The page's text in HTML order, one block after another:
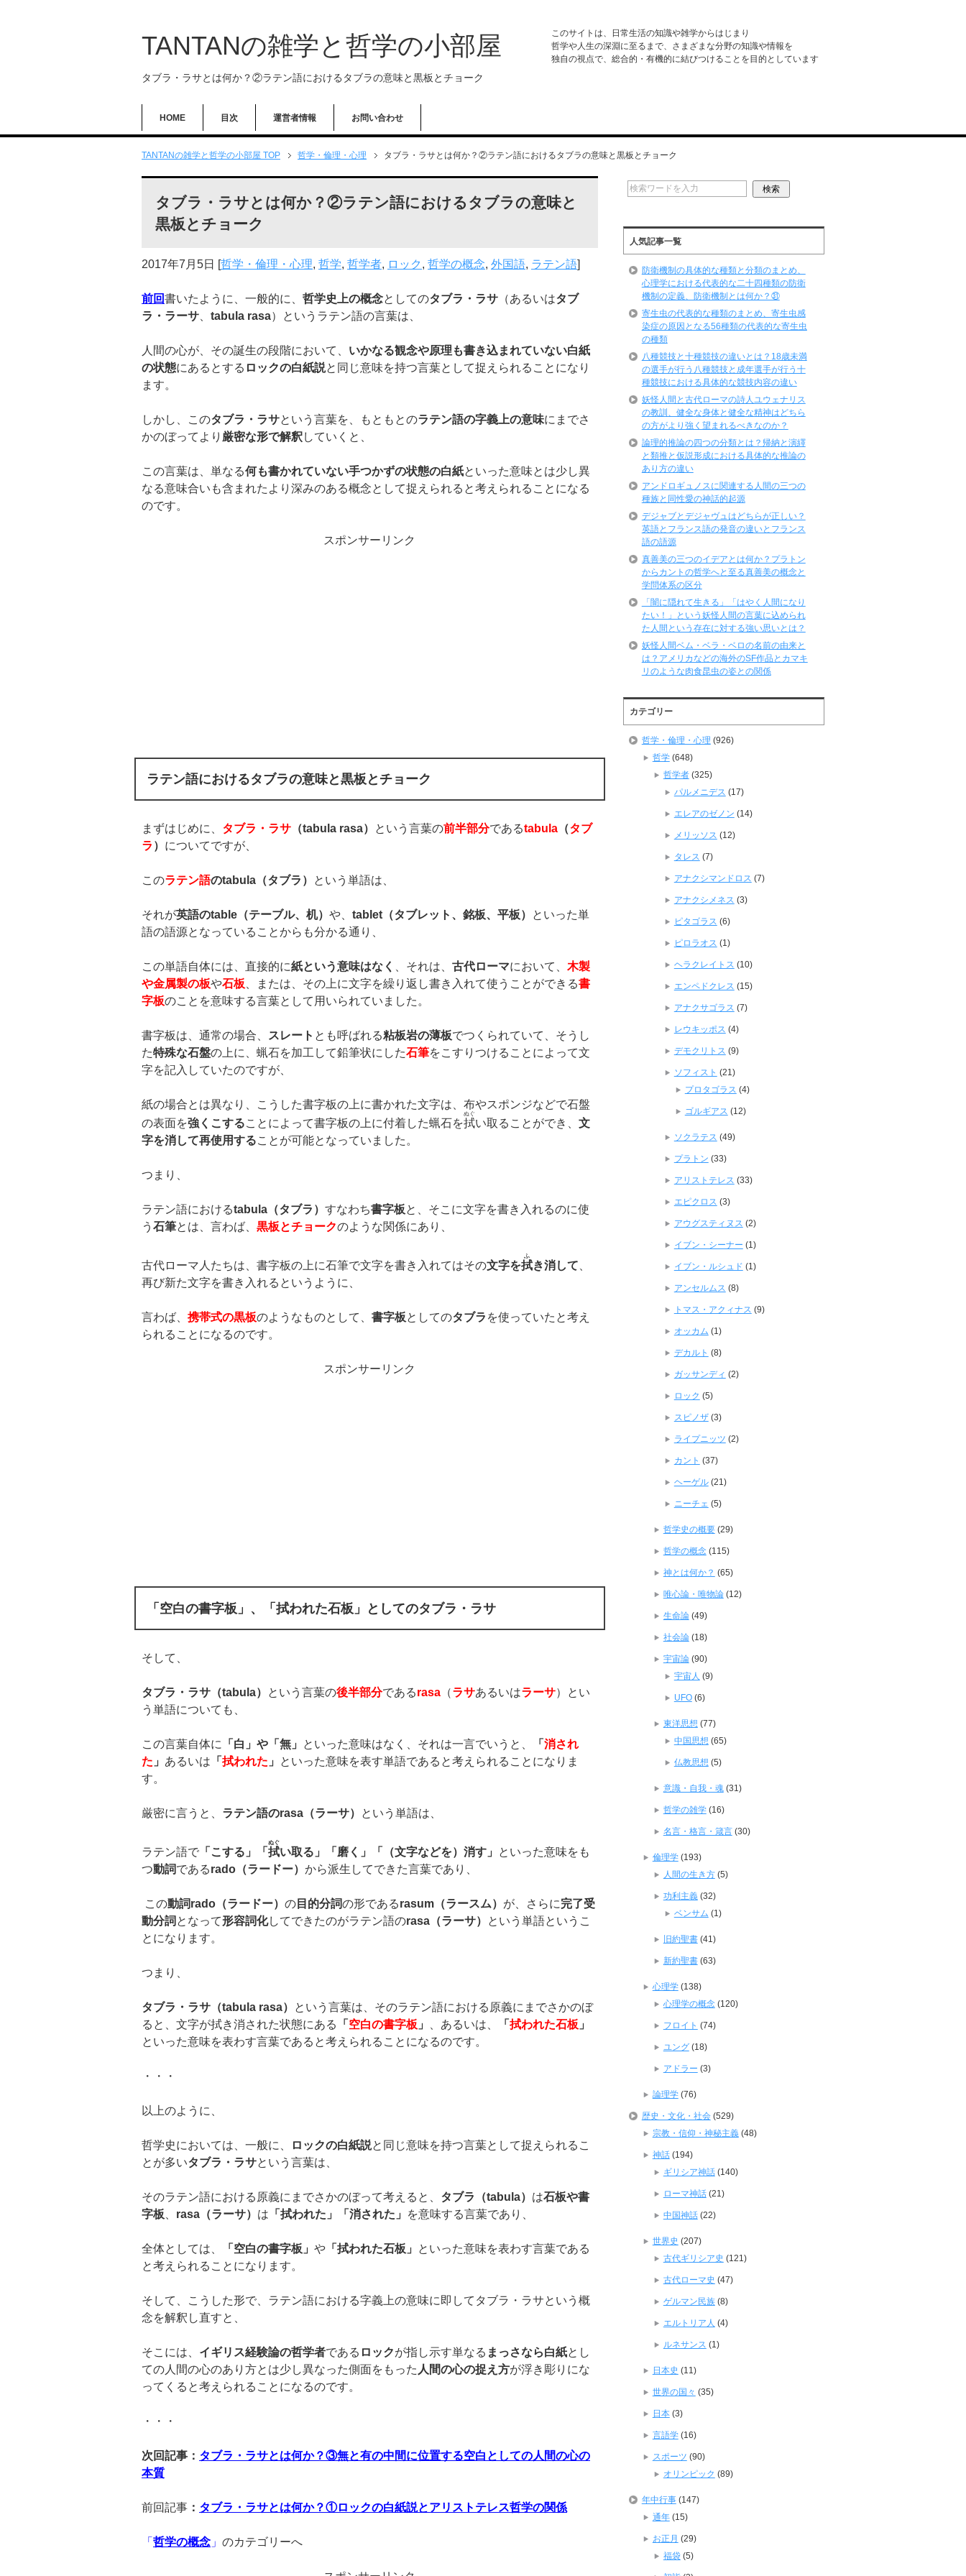
TANTANの雑学と哲学の小部屋
タブラ・ラサとは何か？②ラテン語におけるタブラの意味と黒板とチョーク
このサイトは、日常生活の知識や雑学からはじまり
哲学や人生の深淵に至るまで、さまざまな分野の知識や情報を
独自の視点で、総合的・有機的に結びつけることを目的としています
HOME 目次 運営者情報 お問い合わせ
TANTANの雑学と哲学の小部屋 TOP 哲学・倫理・心理 タブラ・ラサとは何か？②ラテン語におけるタブラの意味と黒板とチョーク
タブラ・ラサとは何か？②ラテン語におけるタブラの意味と
黒板とチョーク
2017年7月5日 [哲学・倫理・心理, 哲学, 哲学者, ロック , 哲学の概念, 外国語, ラテン語]
前回書いたように、一般的に、 哲学史上の概念としてのタブラ・ラサ （あるいはタブ
ラ・ラーサ
tabula rasa）というラテン語の言葉は、
人間の心が、その誕生の段階において、 いかなる観念や原理も書き込まれていない白紙
の状態にあるとする ロックの白紙説と同じ意味を持つ言葉として捉えられることになり
ます。
しかし、このタブラ・ラサという言葉を、もともとのラテン語の字義上の意味にまでさ
かのぼってより 厳密な形で解釈していくと、
この言葉は、単なる何も書かれていない手つかずの状態の白紙といった意味とは少し異
なる意味合いも含まれたより深みのある概念として捉えられると考えられることになる
のです。
スポンサーリンク
ラテン語におけるタブラの意味と黒板とチョーク
まずはじめに、 タブラ・ラサ （tabula rasa） という言葉の前半部分であるtabula （タブ
ラ ） についてですが、
このラテン語のtabula （タブラ ） という単語は、
それが英語のtable （テーブル、机） や、 tablet （タブレット、銘板、平板）
といった単
語の語源となっていることからも分かる通り、
この単語自体には、直接的に紙という意味はなく 、それは、 古代ローマにおいて、 木製
や金属製の板や石板 、または、その上に文字を繰り返し書き入れて使うことができる書
字板のことを意味する言葉として用いられていました。
書字板は、通常の場合、 スレート とも呼ばれる粘板岩の薄板でつくられていて、そうし
た特殊な石盤の上に、蝋石を加工して鉛筆状にした石筆をこすりつけることによって文
字を記入していたのですが、
紙の場合とは異なり、こうした書字板の上に書かれた文字は、布やスポンジなどで石盤
の表面を強くこすることによって書字板の上に付着した蝋石を拭
ぬぐ
い取ることができ、 文
字を消して再使用することが可能となっていました。
つまり、
ラテン語におけるtabula （タブラ） すなわち書字板と、そこに文字を書き入れるのに使
う 石筆とは、言わば、 黒板とチョークのような関係にあり、
古代ローマ人たちは、書字板の上に石筆で文字を書き入れてはその文字を拭
ふ
き消して
再び新た文字を書き入れるというように、
言わば、 携帯式の黒板のようなものとして、 書字板としてのタブラ を使っていたと考え
られることになるのです。
スポンサーリンク
「空白の書字板」、「拭われた石板」としてのタブラ・ラサ
そして、
タブラ・ラサ（tabula） という言葉の後半部分であるrasa （ラサあるいはラーサ）とい
う単語についても、
この言葉自体に 「白」や「無」 といった意味はなく、それは一言でいうと、 「 消され
た 」 あるいは 「 拭われた 」
といった意味を表す単語であると考えられることになりま
す。
厳密に言うと、 ラテン語のrasa （ラーサ） という単語は、
ラテン語で 「こする」「 拭
ぬぐ
い取る」「磨く」「（文字などを）消す」
といった意味をも
つ動詞であるrado （ラードー） から派生してできた言葉であり、
この動詞rado （ラードー） の 目的分詞の形であるrasum （ラースム） が、さらに完了受
動分詞 となって形容詞化してできたのがラテン語のrasa （ラーサ）
という単語というこ
とになります。
つまり、
タブラ・ラサ （tabula rasa）
という言葉は、そのラテン語における原義にまでさかのぼ
ると、文字が拭き消された状態にある
「 空白の書字板 」 、あるいは、 「 拭われた石板 」
といった意味を表わす言葉であると考えられることになるのです。
・・・
以上のように、
哲学史においては、一般に、 ロックの白紙説と同じ意味を持つ言葉として捉えられるこ
とが多いタブラ・ラサという言葉は、
そのラテン語における原義にまでさかのぼって考えると、 タブラ（tabula） は石板や書
字板
rasa （ラーサ） は 「拭われた」「消された」 を意味する言葉であり、
全体としては、 「空白の書字板」 や 「拭われた石板」
といった意味を表わす言葉である
と考えられることになります。
そして、こうした形で、ラテン語における字義上の意味に即してタブラ・ラサという概
念を解釈し直すと、
そこには、 イギリス経験論の哲学者である ロックが指し示す単なる まっさなら白紙とし
ての人間の心のあり方とは少し異なった側面をもった 人間の心の捉え方が浮き彫りにな
ってくると考えられることになるのです。
・・・
次回記事： タブラ・ラサとは何か？③無と有の中間に位置する空白としての人間の心の
本質
前回記事 ： タブラ・ラサとは何か？①ロックの白紙説とアリストテレス哲学の関係
「 哲学の概念 」 のカテゴリーへ
人気記事一覧
防衛機制の具体的な種類と分類のまとめ、
心理学における代表的な二十四種類の防衛
機制の定義、防衛機制とは何か？㉛
寄生虫の代表的な種類のまとめ、寄生虫感
染症の原因となる56種類の代表的な寄生虫
の種類
八種競技と十種競技の違いとは？18歳未満
の選手が行う八種競技と成年選手が行う十
種競技における具体的な競技内容の違い
妖怪人間と古代ローマの詩人ユウェナリス
の教訓、健全な身体と健全な精神はどちら
の方がより強く望まれるべきなのか？
論理的推論の四つの分類とは？帰納と演繹
と類推と仮説形成における具体的な推論の
あり方の違い
アンドロギュノスに関連する人間の三つの
種族と同性愛の神話的起源
デジャブとデジャヴュはどちらが正しい？
英語とフランス語の発音の違いとフランス
語の語源
真善美の三つのイデアとは何か？プラトン
からカントの哲学へと至る真善美の概念と
学問体系の区分
「闇に隠れて生きる」「はやく人間になり
たい！」という妖怪人間の言葉に込められ
た人間という存在に対する強い思いとは？
妖怪人間ベム・ベラ・ベロの名前の由来と
は？アメリカなどの海外のSF作品とカマキ
リのような肉食昆虫の姿との関係
カテゴリー
哲学・倫理・心理 (926)
哲学(648)
哲学者(325)
パルメニデス (17)
エレアのゼノン (14)
メリッソス (12)
タレス (7)
アナクシマンドロス (7)
アナクシメネス (3)
ピタゴラス (6)
ピロラオス (1)
ヘラクレイトス (10)
エンペドクレス (15)
アナクサゴラス (7)
レウキッポス (4)
デモクリトス (9)
ソフィスト (21)
プロタゴラス (4)
ゴルギアス (12)
ソクラテス (49)
プラトン (33)
アリストテレス (33)
エピクロス (3)
アウグスティヌス (2)
イブン・シーナー (1)
イブン・ルシュド (1)
アンセルムス (8)
トマス・アクィナス (9)
オッカム (1)
デカルト (8)
ガッサンディ (2)
ロック (5)
スピノザ(3)
ライプニッツ (2)
カント (37)
ヘーゲル(21)
ニーチェ (5)
哲学史の概要(29)
哲学の概念(115)
神とは何か？ (65)
唯心論・唯物論(12)
生命論(49)
社会論(18)
宇宙論(90)
宇宙人 (9)
UFO(6)
東洋思想 (77)
中国思想 (65)
仏教思想 (5)
意識・自我・魂(31)
哲学の雑学(16)
名言・格言・箴言(30)
倫理学(193)
人間の生き方(5)
功利主義(32)
ベンサム (1)
旧約聖書(41)
新約聖書(63)
心理学(138)
心理学の概念(120)
フロイト (74)
ユング(18)
アドラー (3)
論理学(76)
歴史・文化・社会(529)
宗教・信仰・神秘主義(48)
神話(194)
ギリシア神話(140)
ローマ神話(21)
中国神話(22)
世界史 (207)
古代ギリシア史 (121)
古代ローマ史 (47)
ゲルマン民族(8)
エルトリア人 (4)
ルネサンス (1)
日本史 (11)
世界の国々 (35)
日本(3)
言語学(16)
スポーツ (90)
オリンピック (89)
年中行事(147)
通年(15)
お正月 (29)
福袋(5)